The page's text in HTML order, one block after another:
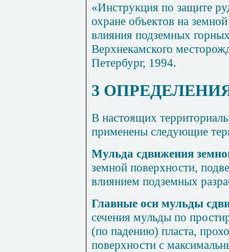
«Инструкция по защите
охране объектов на
влияния подземных
Верхнекамского
Петербург, 1994.
3
В настоящих
применены следующие
Мульда сдвижения
земной поверхности,
влиянием подземных
Главные оси мульды
сечения мульды по
(по падению) пласта,
поверхности с